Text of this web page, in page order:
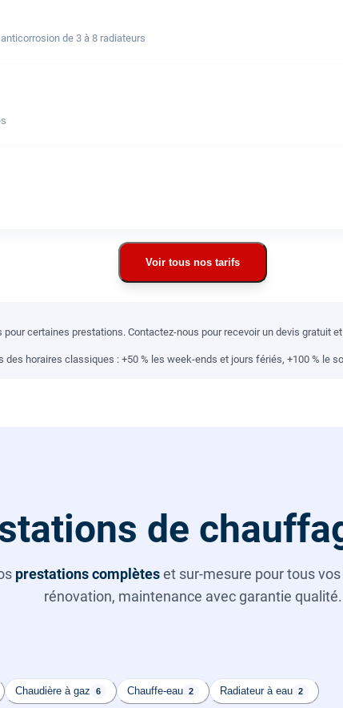
de 3 à 8 radiateurs
Voir tous nos tarifs
certaines prestations. Contactez-nous pour recevoir un devis gratuit
des horaires classiques : +50 % les week-ends et jours fériés, +100 % le
de
prestations complèteset sur-mesure pour tous
rénovation, maintenance avec garantie qualité.
Chaudière à gaz 6 Chauffe-eau 2 Radiateur à eau 2